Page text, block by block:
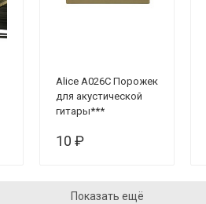
Alice A026C Порожек
для акустической
гитары***
10 ₽
Показать ещё